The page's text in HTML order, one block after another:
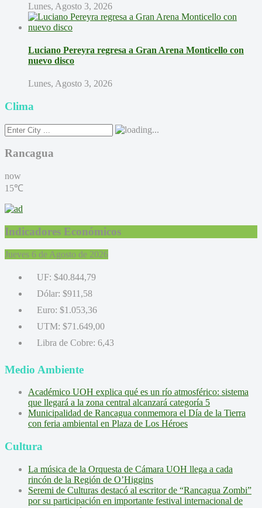
Lunes, Agosto 3, 2026
Luciano Pereyra regresa a Gran Arena Monticello con
nuevo disco
Lunes, Agosto 3, 2026
Clima
Rancagua
now
15℃
Indicadores Económicos
Jueves 6 de Agosto de 2026
UF: $40.844,79
Dólar: $911,58
Euro: $1.053,36
UTM: $71.649,00
Libra de Cobre: 6,43
Medio Ambiente
Académico UOH explica qué es un río atmosférico: sistema
que llegará a la zona central alcanzará categoría 5
Municipalidad de Rancagua conmemora el Día de la Tierra
con feria ambiental en Plaza de Los Héroes
Cultura
La música de la Orquesta de Cámara UOH llega a cada
rincón de la Región de O’Higgins
Seremi de Culturas destacó al escritor de “Rancagua Zombi”
por su participación en importante festival internacional de